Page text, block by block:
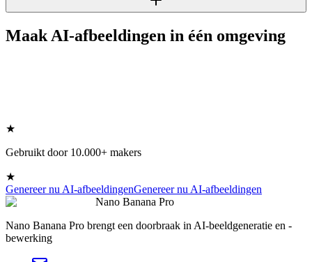
Maak AI-afbeeldingen in één omgeving
★
Gebruikt door 10.000+ makers
★
Genereer nu AI-afbeeldingenGenereer nu AI-afbeeldingen
Nano Banana Pro
Nano Banana Pro brengt een doorbraak in AI-beeldgeneratie en -
bewerking